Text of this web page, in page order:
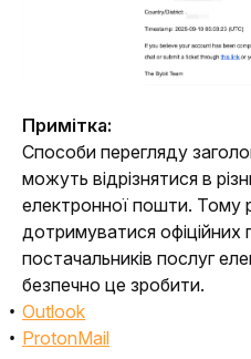
Примітка:
Способи перегляду
можуть відрізнятися в
електронної пошти. Тому
дотримуватися офіційних
постачальників послуг
безпечно це зробити.
Outlook
ProtonMail